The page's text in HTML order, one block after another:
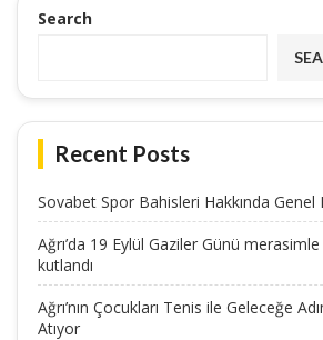
Search
Recent Posts
Sovabet Spor Bahisleri Hakkında Genel
Ağrı’da 19 Eylül Gaziler Günü merasimle
kutlandı
Ağrı’nın Çocukları Tenis ile Geleceğe
Atıyor